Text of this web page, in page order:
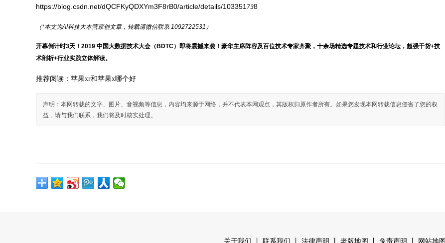
https://blog.csdn.net/dQCFKyQDXYm3F8rB0/article/details/103351 738
（*本文为AI科技大本营原创文章， 转载请微信联系 1092722531）
开幕倒计时3天！ 2019 中国大数据技术大会（BDTC）即将震撼来袭！ 豪华主席阵容及百位技术专家齐聚，十余场精选专题技术和行业论坛，超强干货+技
术剖析+行业实践立体解读。
推荐阅读： 苹果xr和苹果x哪个好
声明：本网转载的文字、图片、音视频等信息，内容均来源于网络，并不代表本网观点，其版权归原作者所有。如果您发现本网转载信息侵害了您的权
益，请与我们联系，我们将及时核实处理。
关于我们 联系我们 法律声明 老版地图 免责声明 网站地图